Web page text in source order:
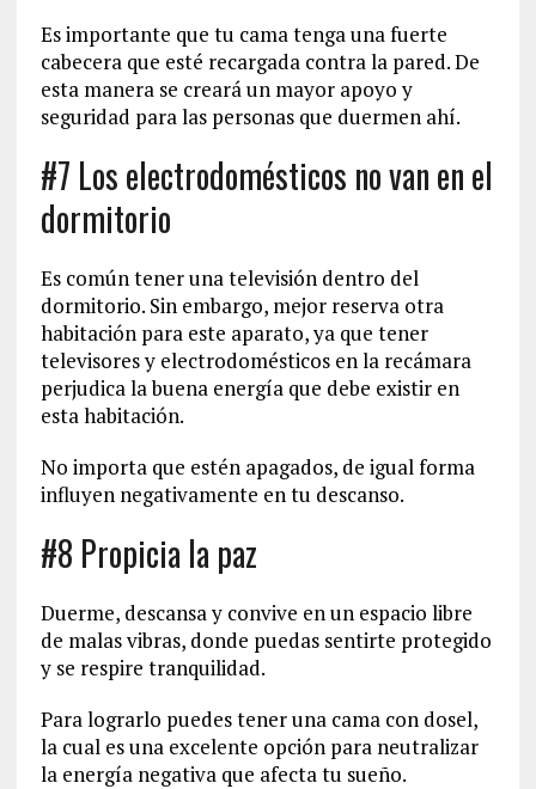
Es importante que tu cama tenga una fuerte
cabecera que esté recargada contra la pared. De
esta manera se creará un mayor apoyo y
seguridad para las personas que duermen ahí.
#7 Los electrodomésticos no van en el
dormitorio
Es común tener una televisión dentro del
dormitorio. Sin embargo, mejor reserva otra
habitación para este aparato, ya que tener
televisores y electrodomésticos en la recámara
perjudica la buena energía que debe existir en
esta habitación.
No importa que estén apagados, de igual forma
influyen negativamente en tu descanso.
#8 Propicia la paz
Duerme, descansa y convive en un espacio libre
de malas vibras, donde puedas sentirte protegido
y se respire tranquilidad.
Para lograrlo puedes tener una cama con dosel,
la cual es una excelente opción para neutralizar
la energía negativa que afecta tu sueño.